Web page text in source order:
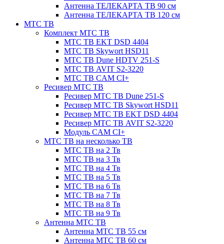
Антенна ТЕЛЕКАРТА ТВ 90 см
Антенна ТЕЛЕКАРТА ТВ 120 см
МТС ТВ
Комплект МТС ТВ
МТС ТВ EKT DSD 4404
МТС ТВ Skywort HSD11
МТС ТВ Dune HDTV 251-S
МТС ТВ AVIT S2-3220
МТС ТВ CAM CI+
Ресивер МТС ТВ
Ресивер МТС ТВ Dune 251-S
Ресивер МТС ТВ Skywort HSD11
Ресивер МТС ТВ EKT DSD 4404
Ресивер МТС ТВ AVIT S2-3220
Модуль CAM CI+
МТС ТВ на несколько ТВ
МТС ТВ на 2 Тв
МТС ТВ на 3 Тв
МТС ТВ на 4 Тв
МТС ТВ на 5 Тв
МТС ТВ на 6 Тв
МТС ТВ на 7 Тв
МТС ТВ на 8 Тв
МТС ТВ на 9 Тв
Антенна МТС ТВ
Антенна МТС ТВ 55 см
Антенна МТС ТВ 60 см